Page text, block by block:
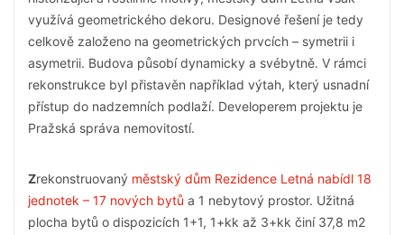
využívá geometrického dekoru. Designové řešení je tedy
celkově založeno na geometrických prvcích – symetrii i
asymetrii. Budova působí dynamicky a svébytně. V rámci
rekonstrukce byl přistavěn například výtah, který usnadní
přístup do nadzemních podlaží. Developerem projektu je
Pražská správa nemovitostí.
Zrekonstruovaný městský dům Rezidence Letná nabídl 18
jednotek – 17 nových bytů a 1 nebytový prostor. Užitná
plocha bytů o dispozicích 1+1, 1+kk až 3+kk činí 37,8 m2